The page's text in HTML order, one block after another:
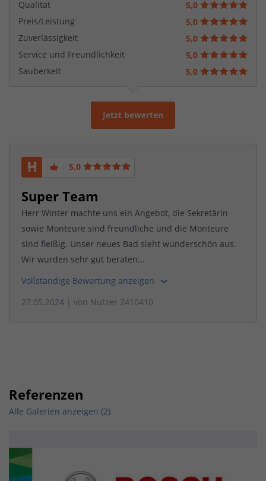
Qualität
5,0
Preis/Leistung
5,0
Zuverlässigkeit
5,0
Service und Freundlichkeit
5,0
Sauberkeit
5,0
Jetzt bewerten
5,0
Super Team
Herr Winter machte uns ein Angebot, die Sekretärin
sowie Monteure sind freundliche und die Monteure
sind fleißig. Unser neues Bad sieht wunderschön aus.
Wir wurden sehr gut beraten...
Vollständige Bewertung anzeigen
27.05.2024 | von Nutzer 2410410
Referenzen
Alle Galerien anzeigen (2)